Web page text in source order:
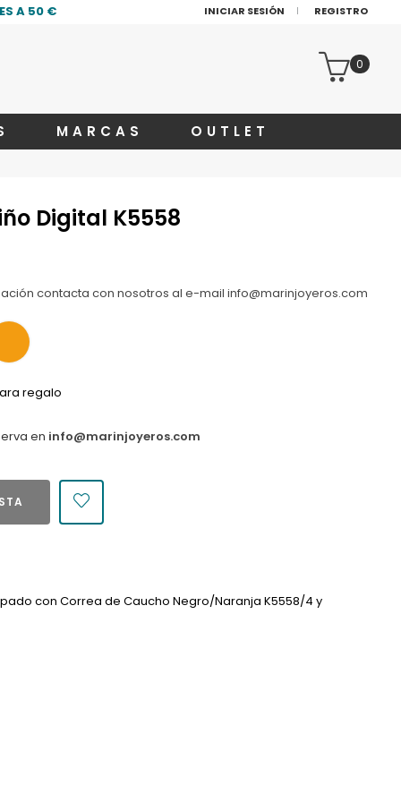
A 50 € INICIAR SESIÓN REGISTRO
0
MARCAS OUTLET
Digital K5558
contacta con nosotros al e-mail info@marinjoyeros.com
regalo
en info@marinjoyeros.com
con Correa de Caucho Negro/Naranja K5558/4 y